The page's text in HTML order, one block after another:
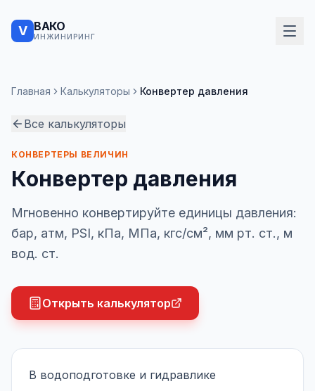
V ВАКО
ИНЖИНИРИНГ
Главная Калькуляторы Конвертер давления
Все калькуляторы
КОНВЕРТЕРЫ ВЕЛИЧИН
Конвертер давления
Мгновенно конвертируйте единицы давления:
бар, атм, PSI, кПа, МПа, кгс/см², мм рт. ст., м
вод. ст.
Открыть калькулятор
В водоподготовке и гидравлике